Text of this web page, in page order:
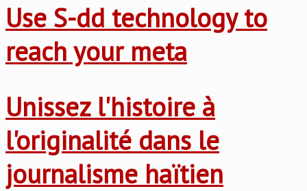
Use S-dd technology to
reach your meta
Unissez l'histoire à
l'originalité dans le
journalisme haïtien